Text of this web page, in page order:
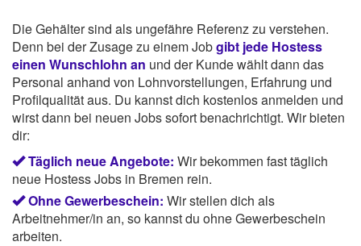
Die Gehälter sind als ungefähre Referenz zu verstehen.
Denn bei der Zusage zu einem Jobgibt jede Hostess
einen Wunschlohn an und der Kunde wählt dann das
Personal anhand von Lohnvorstellungen, Erfahrung und
Profilqualität aus. Du kannst dich kostenlos anmelden und
wirst dann bei neuen Jobs sofort benachrichtigt. Wir bieten
dir:
Täglich neue Angebote: Wir bekommen fast täglich
neue Hostess Jobs in Bremen rein.
Ohne Gewerbeschein: Wir stellen dich als
Arbeitnehmer/in an, so kannst du ohne Gewerbeschein
arbeiten.